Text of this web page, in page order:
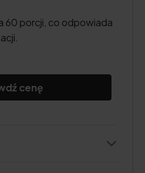
60 porcji, co odpowiada
cenę